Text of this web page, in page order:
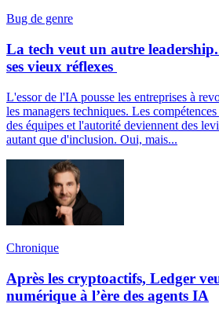
Bug de genre
La tech veut un autre
ses vieux réflexes
L'essor de l'IA pousse les entreprises à
les managers techniques. Les
des équipes et l'autorité deviennent des
autant que d'inclusion. Oui, mais...
Chronique
Après les cryptoactifs, Ledger
numérique à l’ère des agents IA